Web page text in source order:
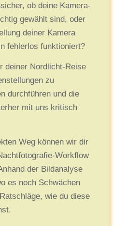
ob deine Kamera-
gewählt sind, oder
deiner Kamera
fehlerlos funktioniert?
deiner Nordlicht-Reise
zu
durchführen und die
mit uns kritisch
Weg können wir dir
Workflow
der Bildanalyse
es noch Schwächen
wie du diese